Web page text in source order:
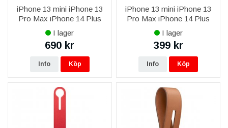
iPhone 13 mini iPhone 13
Pro Max iPhone 14 Plus
iPhone 14 Pro Max iPhone
15 Plus iPhone 15 Pro Max
Apple 30W USB-C
MW2G3ZM/A Str
I lager
690 kr
Info Köp
iPhone 13 mini iPhone 13
Pro Max iPhone 14 Plus
iPhone 14 Pro Max Apple
Original USB-C till
Lightning-kabel 2M
MKQ42ZM/A - Vit
I lager
399 kr
Info Köp